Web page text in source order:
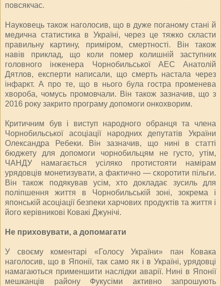
повсякчас.
Науковець також наголосив, що в дуже поганому стані й
медична статистика в Україні, через це тяжко скласти
правильну картину, приміром, смертності. Він також
навів приклад, що коли помер колишній заступник
головного інженера Чорнобильської АЕС Анатолій
Дятлов, експерти написали, що смерть настала через
інфаркт. А про те, що в нього була гостра променева
хвороба, чомусь промовчали. Він також зазначив, що з
2016 року закрито програму допомоги онкохворим.
Критичним був і виступ народного обранця та члена
Чорнобильської асоціації народних депутатів України
Олександра Ребеки. Він зазначив, що нині в статті
бюджету для допомоги чорнобильцям не густо, утім,
ЧАНДУ намагається усіляко протистояти намірам
урядовців монетизувати, а фактично — скоротити пільги.
Він також подякував усім, хто докладає зусиль для
поліпшення життя в Чорнобильській зоні, зокрема і
японській асоціації безпеки харчових продуктів та життя і
його керівникові Ковакі Джунічі.
Не приховувати, а допомагати
У своєму коментарі «Голосу України» пан Ковака
наголосив, що в Японії, так само як і в Україні, урядовці
намагаються применшити наслідки аварії. Нині в Японії
мешканців району Фукусіми активно запрошують